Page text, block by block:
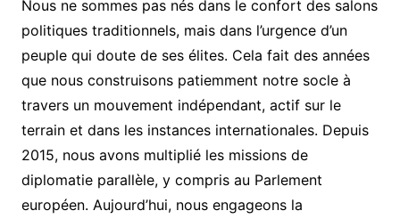
Nous ne sommes pas nés dans le confort des salons
politiques traditionnels, mais dans l’urgence d’un
peuple qui doute de ses élites. Cela fait des années
que nous construisons patiemment notre socle à
travers un mouvement indépendant, actif sur le
terrain et dans les instances internationales. Depuis
2015, nous avons multiplié les missions de
diplomatie parallèle, y compris au Parlement
européen. Aujourd’hui, nous engageons la